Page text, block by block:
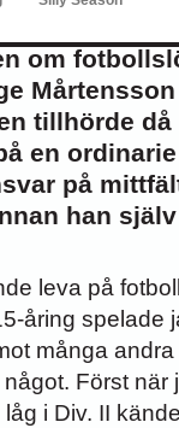
om
tillhörde
en
på
han
leva på
åring spelade
många
Först när
i Div. II